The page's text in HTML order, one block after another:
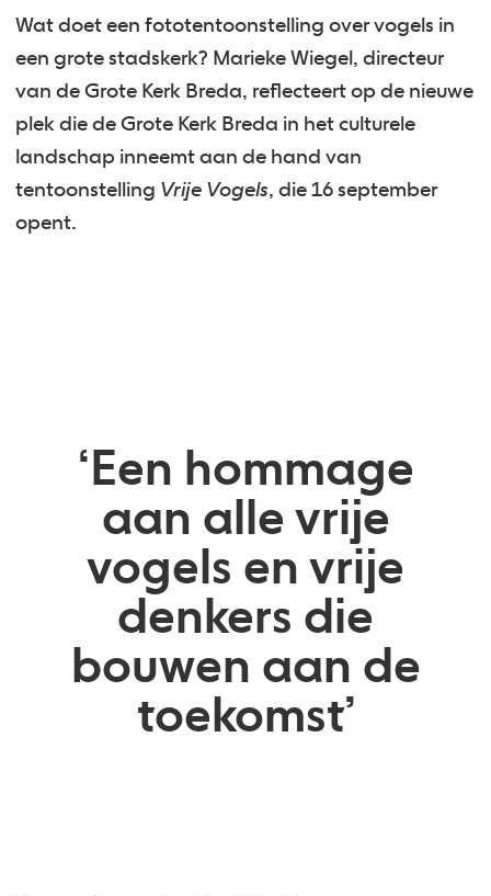
Wat doet een fototentoonstelling over vogels in
een grote stadskerk? Marieke Wiegel, directeur
van de Grote Kerk Breda, reflecteert op de nieuwe
plek die de Grote Kerk Breda in het culturele
landschap inneemt aan de hand van
tentoonstelling Vrije Vogels, die 16 september
opent.
‘Een hommage
aan alle vrije
vogels en vrije
denkers die
bouwen aan de
toekomst’